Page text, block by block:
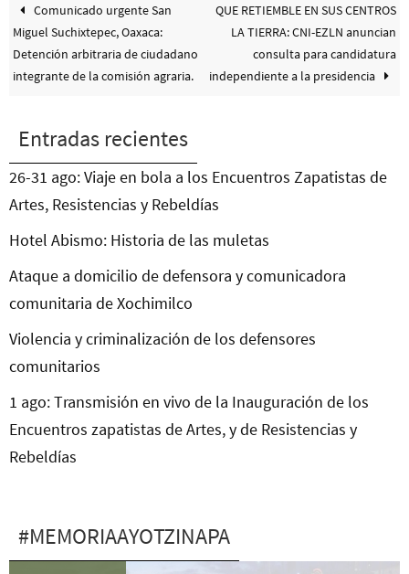
Comunicado urgente San
Miguel Suchixtepec, Oaxaca:
Detención arbitraria de ciudadano
integrante de la comisión agraria.
QUE RETIEMBLE EN SUS CENTROS
LA TIERRA: CNI-EZLN anuncian
consulta para candidatura
independiente a la presidencia
Entradas recientes
26-31 ago: Viaje en bola a los Encuentros Zapatistas de
Artes, Resistencias y Rebeldías
Hotel Abismo: Historia de las muletas
Ataque a domicilio de defensora y comunicadora
comunitaria de Xochimilco
Violencia y criminalización de los defensores
comunitarios
1 ago: Transmisión en vivo de la Inauguración de los
Encuentros zapatistas de Artes, y de Resistencias y
Rebeldías
#MEMORIAAYOTZINAPA